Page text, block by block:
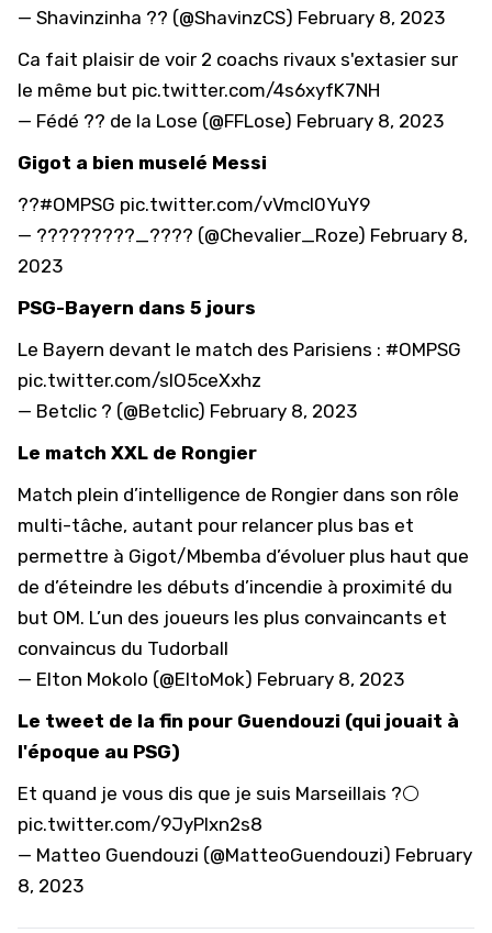
— Shavinzinha ?? (@ShavinzCS) February 8, 2023
Ca fait plaisir de voir 2 coachs rivaux s'extasier sur
le même but pic.twitter.com/4s6xyfK7NH
— Fédé ?? de la Lose (@FFLose) February 8, 2023
Gigot a bien muselé Messi
?‍?#OMPSG pic.twitter.com/vVmcl0YuY9
— ?????????_???? (@Chevalier_Roze) February 8,
2023
PSG-Bayern dans 5 jours
Le Bayern devant le match des Parisiens : #OMPSG
pic.twitter.com/sIO5ceXxhz
— Betclic ? (@Betclic) February 8, 2023
Le match XXL de Rongier
Match plein d’intelligence de Rongier dans son rôle
multi-tâche, autant pour relancer plus bas et
permettre à Gigot/Mbemba d’évoluer plus haut que
de d’éteindre les débuts d’incendie à proximité du
but OM. L’un des joueurs les plus convaincants et
convaincus du Tudorball
— Elton Mokolo (@EltoMok) February 8, 2023
Le tweet de la fin pour Guendouzi (qui jouait à
l'époque au PSG)
Et quand je vous dis que je suis Marseillais ?⚪️
pic.twitter.com/9JyPlxn2s8
— Matteo Guendouzi (@MatteoGuendouzi) February
8, 2023